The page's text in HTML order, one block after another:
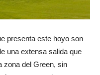
presenta este hoyo son
una extensa salida que
zona del Green, sin